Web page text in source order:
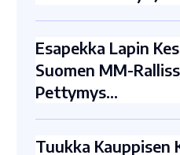
Esapekka Lapin
Suomen MM-
Pettymys…
Tuukka Kauppisen